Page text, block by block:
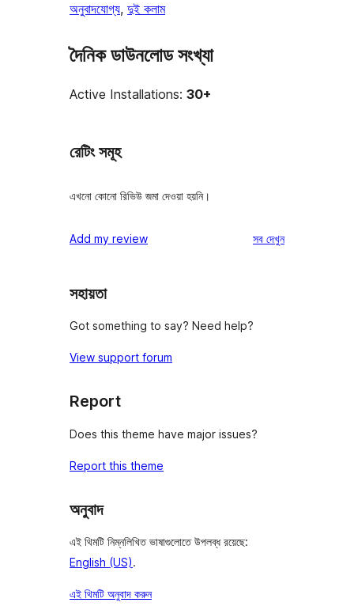
অনুবাদযোগ্য, দুই কলাম
দৈনিক ডাউনলোড সংখ্যা
Active Installations: 30+
রেটিং সমূহ
এখনো কোনো রিভিউ জমা দেওয়া হয়নি।
Add my review সবরিভিউ
দেখুন
সহায়তা
Got something to say? Need help?
View support forum
Report
Does this theme have major issues?
Report this theme
অনুবাদ
এই থিমটি নিম্নলিখিত ভাষাগুলোতে উপলব্ধ রয়েছে:
English (US).
এই থিমটি অনুবাদ করুন